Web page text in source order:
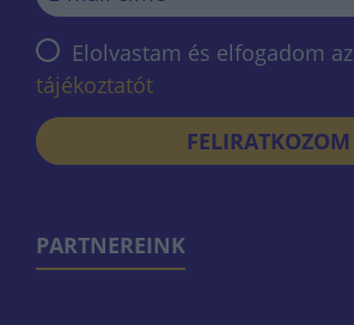
Elolvastam és elfogadom az
tájékoztatót
FELIRATKOZOM
PARTNEREINK